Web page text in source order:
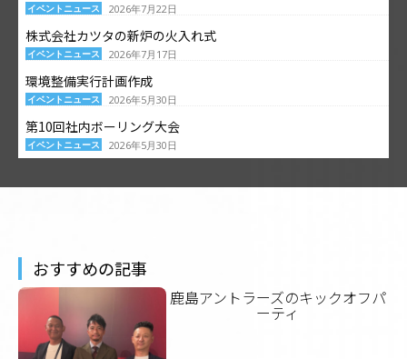
イベントニュース 2026年7月22日
株式会社カツタの新炉の火入れ式
イベントニュース 2026年7月17日
環境整備実行計画作成
イベントニュース 2026年5月30日
第10回社内ボーリング大会
イベントニュース 2026年5月30日
おすすめの記事
鹿島アントラーズのキックオフパ
ーティ